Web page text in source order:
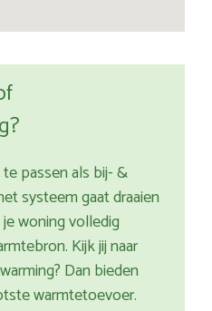
passen als bij- &
systeem gaat draaien
woning volledig
Kijk jij naar
Dan bieden
warmtetoevoer.